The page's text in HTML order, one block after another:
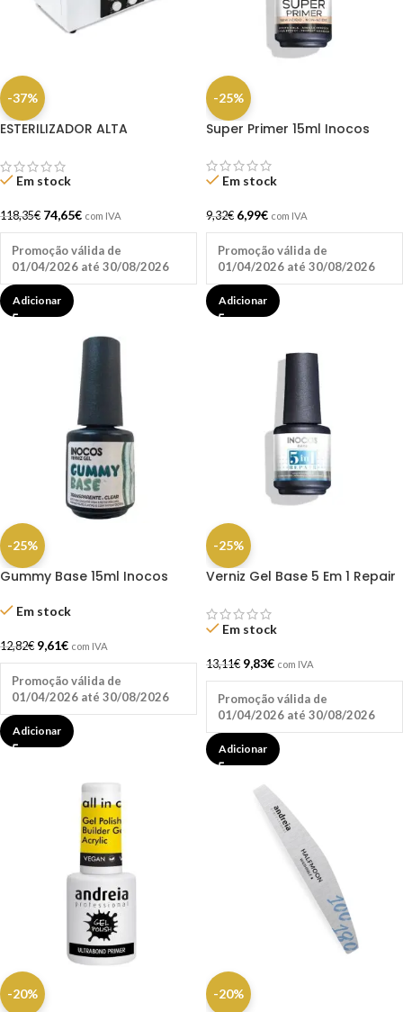
-37%
ESTERILIZADOR ALTA
Em stock
118,35€ 74,65€ com IVA
Promoção válida de
01/04/2026 até 30/08/2026
Adicionar
-25%
Super Primer 15ml Inocos
Em stock
9,32€ 6,99€ com IVA
Promoção válida de
01/04/2026 até 30/08/2026
Adicionar
-25%
Gummy Base 15ml Inocos
Em stock
12,82€ 9,61€ com IVA
Promoção válida de
01/04/2026 até 30/08/2026
Adicionar
-25%
Verniz Gel Base 5 Em 1 Repair
Em stock
13,11€ 9,83€ com IVA
Promoção válida de
01/04/2026 até 30/08/2026
Adicionar
-20% -20%